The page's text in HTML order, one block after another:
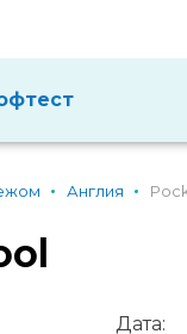
Англия
Дата: